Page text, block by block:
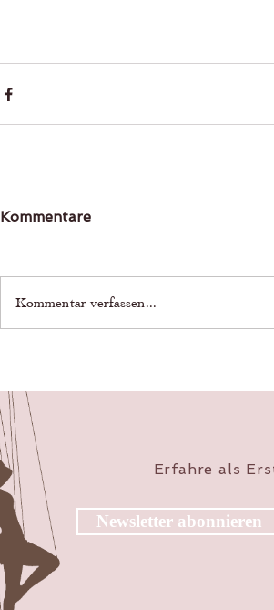
Kommentare
Kommentar verfassen...
Erfahre als
Newsletter abonnieren